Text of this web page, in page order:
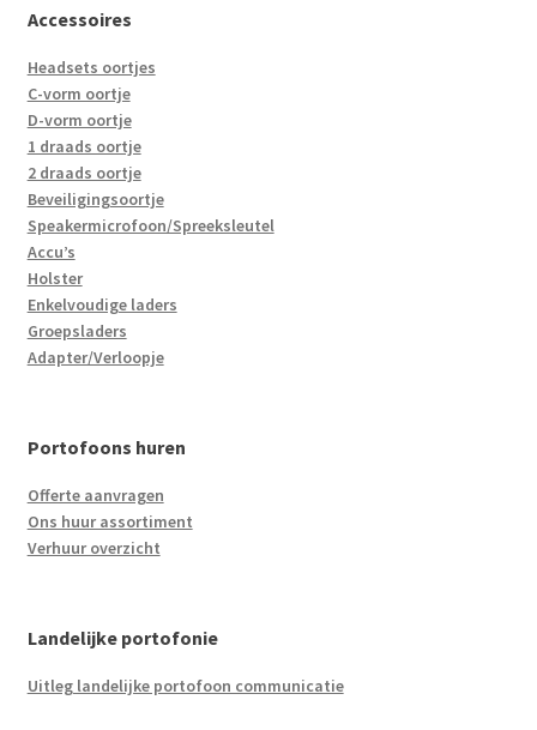
Accessoires
Headsets oortjes
C-vorm oortje
D-vorm oortje
1 draads oortje
2 draads oortje
Beveiligingsoortje
Speakermicrofoon/Spreeksleutel
Accu’s
Holster
Enkelvoudige laders
Groepsladers
Adapter/Verloopje
Portofoons huren
Offerte aanvragen
Ons huur assortiment
Verhuur overzicht
Landelijke portofonie
Uitleg landelijke portofoon communicatie